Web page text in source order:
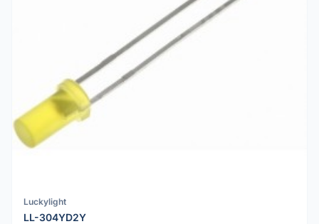
Luckylight
LL-304YD2Y